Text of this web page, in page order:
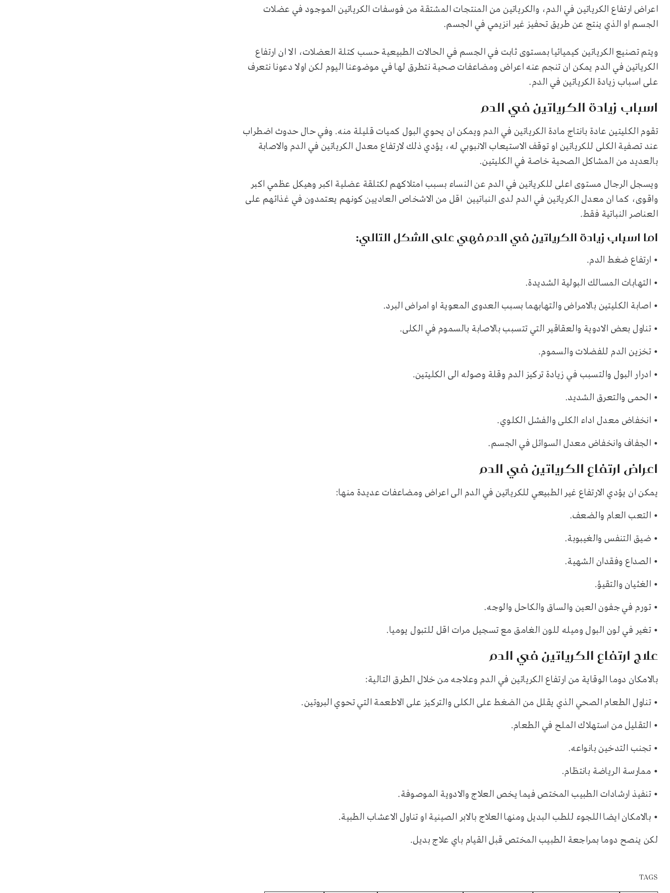
اعراض ارتفاع الكرياتين في الدم، والكرياتين من المنتجات المشتقة من فوسفات الكرياتين الموجود في عضلات
الجسم او الذي ينتج عن طريق تحفيز غير انزيمي في الجسم.
ويتم تصنيع الكرياتين كيميائيا بمستوى ثابت في الجسم في الحالات الطبيعية حسب كتلة العضلات، الا ان ارتفاع
الكرياتين في الدم يمكن ان تنجم عنه اعراض ومضاعفات صحية نتطرق لها في موضوعنا اليوم لكن اولا دعونا نتعرف
على اسباب زيادة الكرياتين في الدم.
اسباب زيادة الكرياتين في الدم
تقوم الكليتين عادة بانتاج مادة الكرياتين في الدم ويمكن ان يحوي البول كميات قليلة منه. وفي حال حدوث اضطراب
عند تصفية الكلى للكرياتين او توقف الاستيعاب الانبوبي له، يؤدي ذلك لارتفاع معدل الكرياتين في الدم والاصابة
بالعديد من المشاكل الصحية خاصة في الكليتين.
ويسجل الرجال مستوى اعلى للكرياتين في الدم عن النساء بسبب امتلاكهم لكتلقة عضلية اكبر وهيكل عظمي اكبر
واقوى، كما ان معدل الكرياتين في الدم لدى النباتيين اقل من الاشخاص العاديين كونهم يعتمدون في غذائهم على
العناصر النباتية فقط.
اما اسباب زيادة الكرياتين في الدم فهي على الشكل التالي:
• ارتفاع ضغط الدم.
• التهابات المسالك البولية الشديدة.
• اصابة الكليتين بالامراض والتهابهما بسبب العدوى المعوية او امراض البرد.
• تناول بعض الادوية والعقاقير التي تتسبب بالاصابة بالسموم في الكلى.
• تخزين الدم للفضلات والسموم.
• ادرار البول والتسبب في زيادة تركيز الدم وقلة وصوله الى الكليتين.
• الحمى والتعرق الشديد.
• انخفاض معدل اداء الكلى والفشل الكلوي.
• الجفاف وانخفاض معدل السوائل في الجسم.
اعراض ارتفاع الكرياتين في الدم
يمكن ان يؤدي الارتفاع غير الطبيعي للكرياتين في الدم الى اعراض ومضاعفات عديدة منها:
• التعب العام والضعف.
• ضيق التنفس والغيبوبة.
• الصداع وفقدان الشهية.
• الغثيان والتقيؤ.
• تورم في جفون العين والساق والكاحل والوجه.
• تغير في لون البول وميله للون الغامق مع تسجيل مرات اقل للتبول يوميا.
علاج ارتفاع الكرياتين في الدم
بالامكان دوما الوقاية من ارتفاع الكرياتين في الدم وعلاجه من خلال الطرق التالية:
• تناول الطعام الصحي الذي يقلل من الضغط على الكلى والتركيز على الاطعمة التي تحوي البروتين.
• التقليل من استهلاك الملح في الطعام.
• تجنب التدخين بانواعه.
• ممارسة الرياضة بانتظام.
• تنفيذ ارشادات الطبيب المختص فيما يخص العلاج والادوية الموصوفة.
• بالامكان ايضا اللجوء للطب البديل ومنها العلاج بالابر الصينية او تناول الاعشاب الطبية.
لكن ينصح دوما بمراجعة الطبيب المختص قبل القيام باي علاج بديل.
TAGS